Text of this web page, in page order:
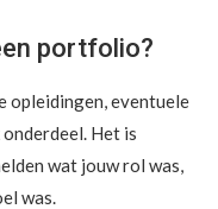
portfolio?
opleidingen, eventuele
Het is
wat jouw rol was,
was.